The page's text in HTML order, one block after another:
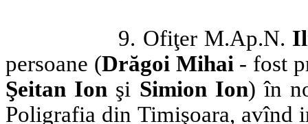
9. Ofiţer M.Ap.N.
persoane (Drăgoi Mihai- fost
Şeitan Ion şi Simion Ion) în
Poligrafia din Timişoara, avînd